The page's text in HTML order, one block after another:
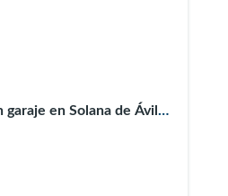
garaje en Solana de Ávila